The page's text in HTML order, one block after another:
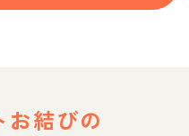
お結びの